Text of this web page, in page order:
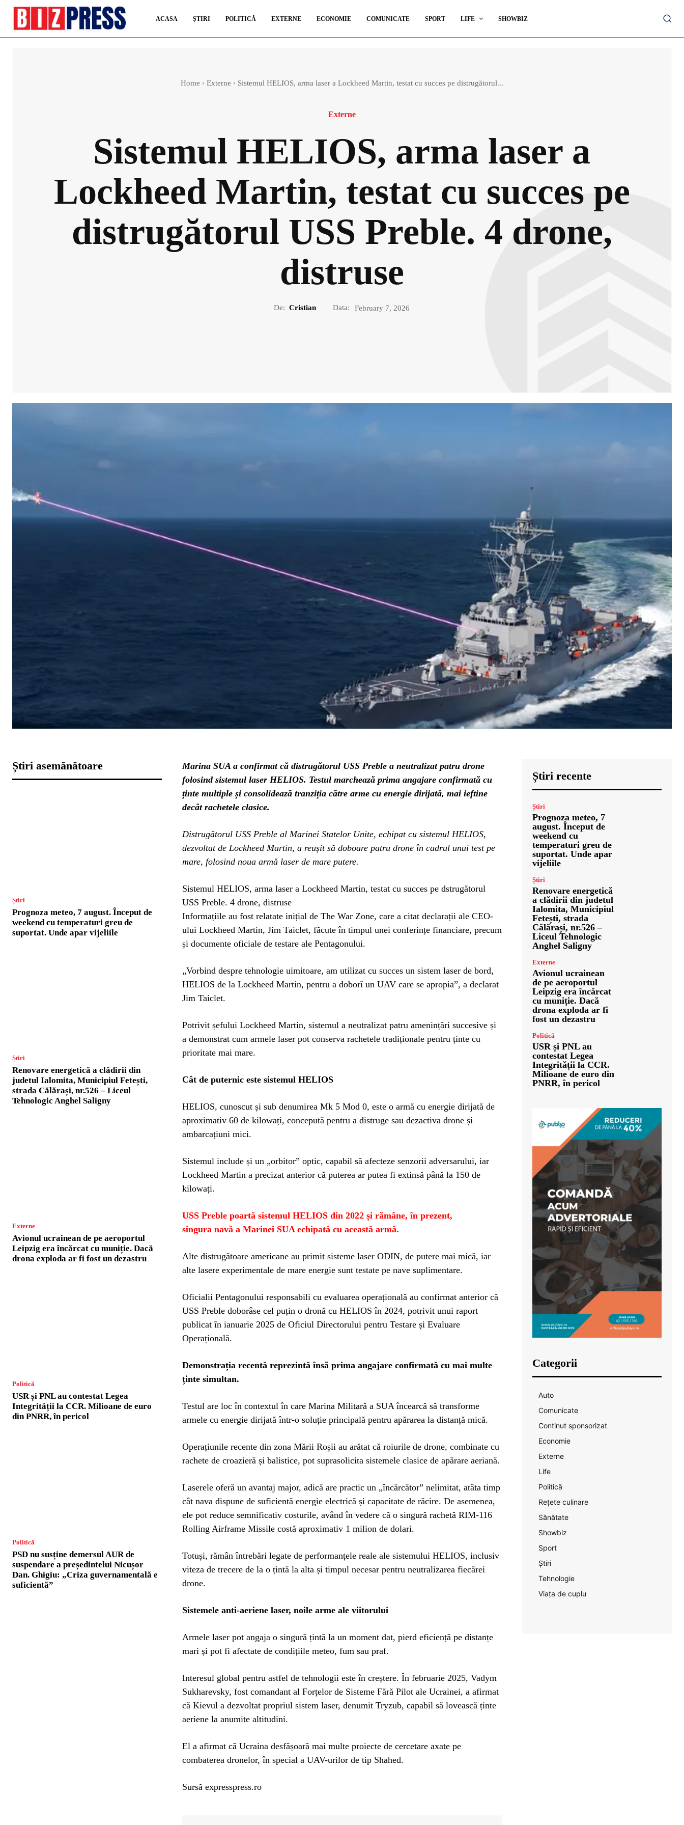
ACASA ȘTIRI POLITICĂ EXTERNE ECONOMIE COMUNICATE SPORT LIFE SHOWBIZ
Home Externe Sistemul HELIOS, arma laser a Lockheed Martin, testat cu succes pe distrugătorul...
Externe
Sistemul HELIOS, arma laser a
Lockheed Martin, testat cu succes pe
distrugătorul USS Preble. 4 drone,
distruse
De: Cristian Data: February 7, 2026
Știri asemănătoare
Știri
Prognoza meteo, 7 august. Început de
weekend cu temperaturi greu de
suportat. Unde apar vijeliile
Știri
Renovare energetică a clădirii din
judetul Ialomita, Municipiul Fetești,
strada Călărași, nr.526 – Liceul
Tehnologic Anghel Saligny
Externe
Avionul ucrainean de pe aeroportul
Leipzig era încărcat cu muniție. Dacă
drona exploda ar fi fost un dezastru
Politică
USR și PNL au contestat Legea
Integrității la CCR. Milioane de euro
din PNRR, în pericol
Politică
PSD nu susține demersul AUR de
suspendare a președintelui Nicușor
Dan. Ghigiu: „Criza guvernamentală e
suficientă”
Marina SUA a confirmat că distrugătorul USS Preble a neutralizat patru drone
folosind sistemul laser HELIOS. Testul marchează prima angajare confirmată cu
ținte multiple și consolidează tranziția către arme cu energie dirijată, mai ieftine
decât rachetele clasice.
Distrugătorul USS Preble al Marinei Statelor Unite, echipat cu sistemul HELIOS,
dezvoltat de Lockheed Martin, a reușit să doboare patru drone în cadrul unui test pe
mare, folosind noua armă laser de mare putere.
Sistemul HELIOS, arma laser a Lockheed Martin, testat cu succes pe dstrugătorul
USS Preble. 4 drone, distruse
Informațiile au fost relatate inițial de The War Zone, care a citat declarații ale CEO-
ului Lockheed Martin, Jim Taiclet, făcute în timpul unei conferințe financiare, precum
și documente oficiale de testare ale Pentagonului.
„Vorbind despre tehnologie uimitoare, am utilizat cu succes un sistem laser de bord,
HELIOS de la Lockheed Martin, pentru a doborî un UAV care se apropia”, a declarat
Jim Taiclet.
Potrivit șefului Lockheed Martin, sistemul a neutralizat patru amenințări succesive și
a demonstrat cum armele laser pot conserva rachetele tradiționale pentru ținte cu
prioritate mai mare.
Cât de puternic este sistemul HELIOS
HELIOS, cunoscut și sub denumirea Mk 5 Mod 0, este o armă cu energie dirijată de
aproximativ 60 de kilowați, concepută pentru a distruge sau dezactiva drone și
ambarcațiuni mici.
Sistemul include și un „orbitor” optic, capabil să afecteze senzorii adversarului, iar
Lockheed Martin a precizat anterior că puterea ar putea fi extinsă până la 150 de
kilowați.
USS Preble poartă sistemul HELIOS din 2022 și rămâne, în prezent,
singura navă a Marinei SUA echipată cu această armă.
Alte distrugătoare americane au primit sisteme laser ODIN, de putere mai mică, iar
alte lasere experimentale de mare energie sunt testate pe nave suplimentare.
Oficialii Pentagonului responsabili cu evaluarea operațională au confirmat anterior că
USS Preble doborâse cel puțin o dronă cu HELIOS în 2024, potrivit unui raport
publicat în ianuarie 2025 de Oficiul Directorului pentru Testare și Evaluare
Operațională.
Demonstrația recentă reprezintă însă prima angajare confirmată cu mai multe
ținte simultan.
Testul are loc în contextul în care Marina Militară a SUA încearcă să transforme
armele cu energie dirijată într-o soluție principală pentru apărarea la distanță mică.
Operațiunile recente din zona Mării Roșii au arătat că roiurile de drone, combinate cu
rachete de croazieră și balistice, pot suprasolicita sistemele clasice de apărare aeriană.
Laserele oferă un avantaj major, adică are practic un „încărcător” nelimitat, atâta timp
cât nava dispune de suficientă energie electrică și capacitate de răcire. De asemenea,
ele pot reduce semnificativ costurile, având în vedere că o singură rachetă RIM-116
Rolling Airframe Missile costă aproximativ 1 milion de dolari.
Totuși, rămân întrebări legate de performanțele reale ale sistemului HELIOS, inclusiv
viteza de trecere de la o țintă la alta și timpul necesar pentru neutralizarea fiecărei
drone.
Sistemele anti-aeriene laser, noile arme ale viitorului
Armele laser pot angaja o singură țintă la un moment dat, pierd eficiență pe distanțe
mari și pot fi afectate de condițiile meteo, fum sau praf.
Interesul global pentru astfel de tehnologii este în creștere. În februarie 2025, Vadym
Sukharevsky, fost comandant al Forțelor de Sisteme Fără Pilot ale Ucrainei, a afirmat
că Kievul a dezvoltat propriul sistem laser, denumit Tryzub, capabil să lovească ținte
aeriene la anumite altitudini.
El a afirmat că Ucraina desfășoară mai multe proiecte de cercetare axate pe
combaterea dronelor, în special a UAV-urilor de tip Shahed.
Sursă expresspress.ro
Știri recente
Știri
Prognoza meteo, 7
august. Început de
weekend cu
temperaturi greu de
suportat. Unde apar
vijeliile
Știri
Renovare energetică
a clădirii din judetul
Ialomita, Municipiul
Fetești, strada
Călărași, nr.526 –
Liceul Tehnologic
Anghel Saligny
Externe
Avionul ucrainean
de pe aeroportul
Leipzig era încărcat
cu muniție. Dacă
drona exploda ar fi
fost un dezastru
Politică
USR și PNL au
contestat Legea
Integrității la CCR.
Milioane de euro din
PNRR, în pericol
Categorii
Auto
Comunicate
Continut sponsorizat
Economie
Externe
Life
Politică
Rețete culinare
Sănătate
Showbiz
Sport
Știri
Tehnologie
Viața de cuplu